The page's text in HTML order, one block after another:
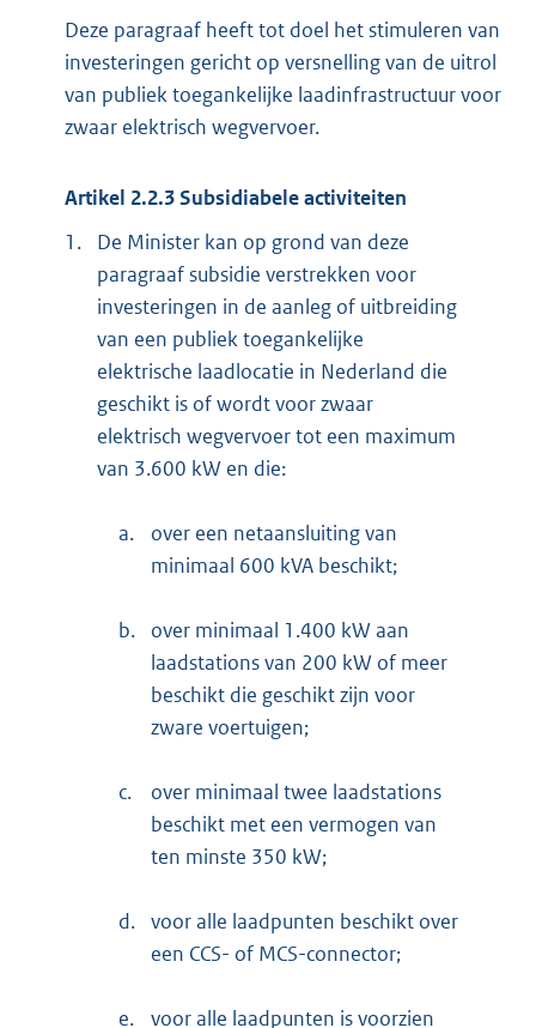
Deze paragraaf heeft tot doel het stimuleren van
investeringen gericht op versnelling van de uitrol
van publiek toegankelijke laadinfrastructuur voor
zwaar elektrisch wegvervoer.
Artikel 2.2.3 Subsidiabele activiteiten
1.
De Minister kan op grond van deze
paragraaf subsidie verstrekken voor
investeringen in de aanleg of uitbreiding
van een publiek toegankelijke
elektrische laadlocatie in Nederland die
geschikt is of wordt voor zwaar
elektrisch wegvervoer tot een maximum
van 3.600 kW en die:
a.
over een netaansluiting van
minimaal 600 kVA beschikt;
b.
over minimaal 1.400 kW aan
laadstations van 200 kW of meer
beschikt die geschikt zijn voor
zware voertuigen;
c.
over minimaal twee laadstations
beschikt met een vermogen van
ten minste 350 kW;
d. voor alle laadpunten beschikt over
een CCS- of MCS-connector;
e. voor alle laadpunten is voorzien